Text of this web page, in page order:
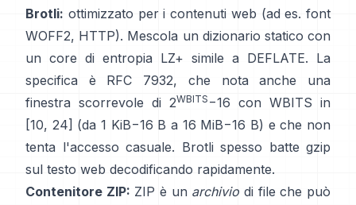
Brotli: ottimizzato per i contenuti web (ad es. font
WOFF2, HTTP). Mescola un dizionario statico con
un core di entropia LZ+ simile a DEFLATE. La
specifica è
RFC 7932, che nota anche una
finestra scorrevole di 2WBITS −16 con WBITS in
[10, 24] (da 1 KiB−16 B a 16 MiB−16 B) e che non
tenta l'accesso casuale. Brotli spesso batte gzip
sul testo web decodificando rapidamente.
Contenitore ZIP: ZIP è un archivio di file che può